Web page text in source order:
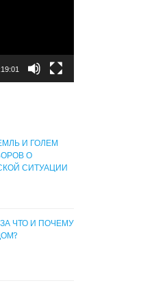
И ГОЛЕМ
О
СИТУАЦИИ
ЧТО И ПОЧЕМУ